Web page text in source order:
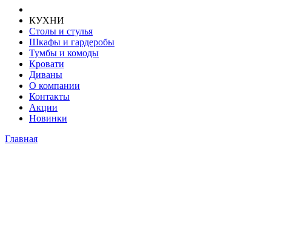
КУХНИ
Столы и стулья
Шкафы и гардеробы
Тумбы и комоды
Кровати
Диваны
О компании
Контакты
Акции
Новинки
Главная